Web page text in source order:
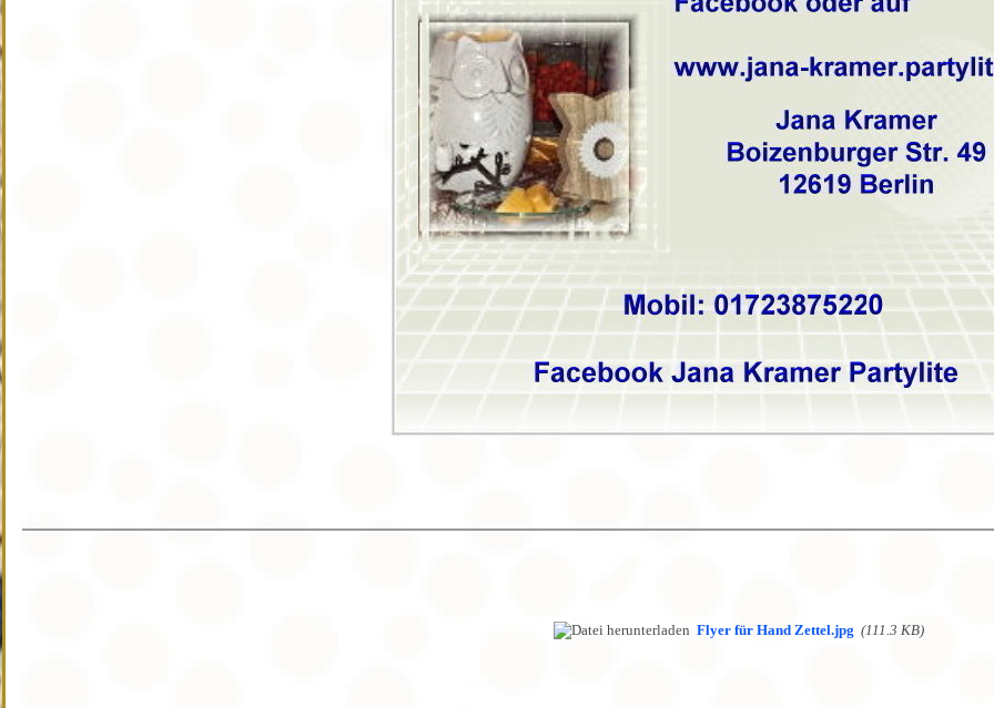
Flyer für Hand Zettel.jpg (111.3 KB)